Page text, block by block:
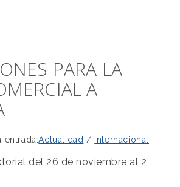
PARA LA
A
entrada:Actualidad / Internacional
del 26 de noviembre al 2